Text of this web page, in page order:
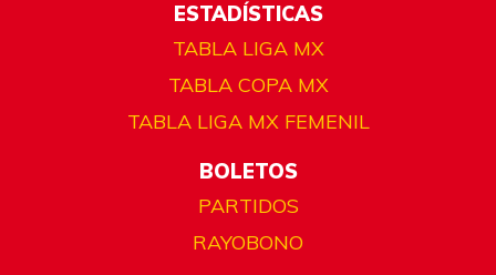
ESTADÍSTICAS
TABLA LIGA MX
TABLA COPA MX
TABLA LIGA MX FEMENIL
BOLETOS
PARTIDOS
RAYOBONO